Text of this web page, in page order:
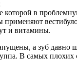
в
применяют
и витамины.
а зуб давно
В самых